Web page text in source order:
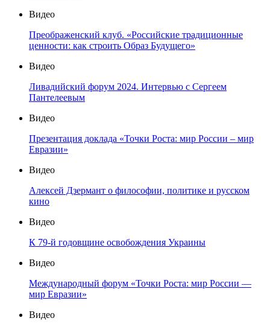
Видео
Преображенский клуб. «Российские традиционные
ценности: как строить Образ Будущего»
Видео
Ливадийский форум 2024. Интервью с Сергеем
Пантелеевым
Видео
Презентация доклада «Точки Роста: мир России – мир
Евразии»
Видео
Алексей Дзермант о философии, политике и русском
кино
Видео
К 79-й годовщине освобождения Украины
Видео
Международный форум «Точки Роста: мир России —
мир Евразии»
Видео